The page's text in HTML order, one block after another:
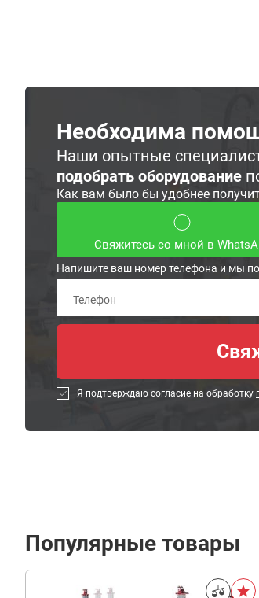
Необходима
Наши опытные
подобрать оборудование
Как вам было бы удобнее
Свяжитесь со мной в
Напишите ваш номер телефона и мы
Я подтверждаю согласие на обработку
Популярные товары